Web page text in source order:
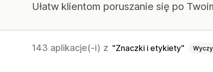
Ułatw klientom poruszanie się po
143 aplikacje(-i) z Znaczki i etykiety